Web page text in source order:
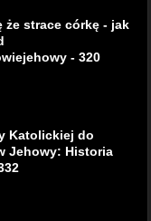
że strace córkę - jak
- 320
Katolickiej do
Jehowy: Historia